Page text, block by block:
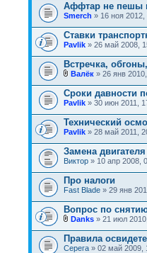
Аффтар не пешы
Smerch » 16 ноя 2012,
Ставки
Pavlik » 26 май 2008,
Встречка,
Валёк » 26 янв
Сроки давности
Pavlik » 30 июн 2011,
Технический
Pavlik » 28 май 2011,
Замена
Виктор » 10 апр 2008,
Про налоги
Fast Blade » 29 янв
Вопрос по
Danks » 21 июл
Правила
Серега » 02 май 2009,